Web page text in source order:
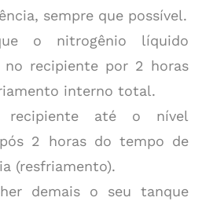
sempre que possível.
o nitrogênio líquido
no recipiente por 2 horas
interno total.
recipiente até o nível
2 horas do tempo de
(resfriamento).
demais o seu tanque